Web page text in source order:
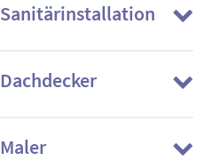
Sanitärinstallation
Dachdecker
Maler